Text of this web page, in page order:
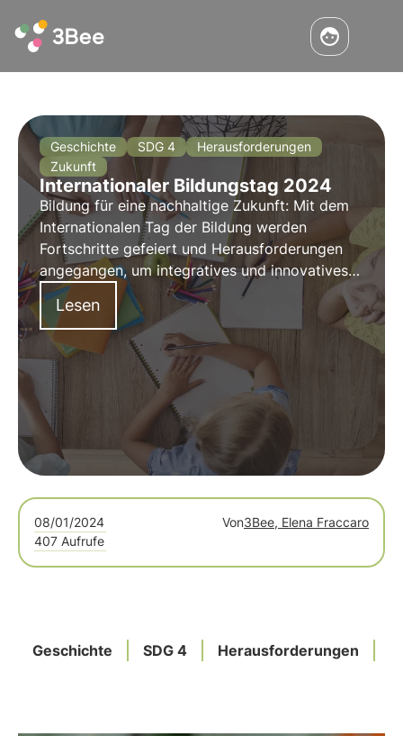
Geschichte SDG 4
Herausforderungen
Zukunft
Internationaler Bildungstag 2024
Bildung für eine nachhaltige Zukunft: Mit dem
Internationalen Tag der Bildung werden
Fortschritte gefeiert und Herausforderungen
angegangen, um integratives und innovatives
Lernen für alle zu fördern. Erfahren Sie mehr
über die Geschichte und die Entwicklung des
Internationalen Tages der Bildung in diesem
Artikel.
Lesen
08/01/2024 Von3Bee, Elena Fraccaro
407 Aufrufe
Geschichte SDG 4 Herausforderungen